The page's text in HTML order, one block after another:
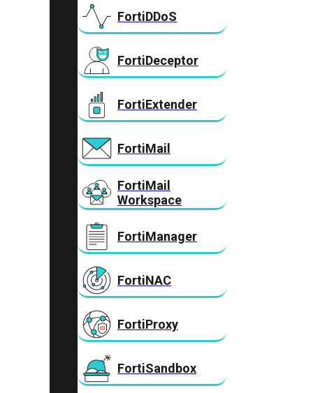
FortiDDoS
FortiDeceptor
FortiExtender
FortiMail
FortiMail
Workspace
FortiManager
FortiNAC
FortiProxy
FortiSandbox